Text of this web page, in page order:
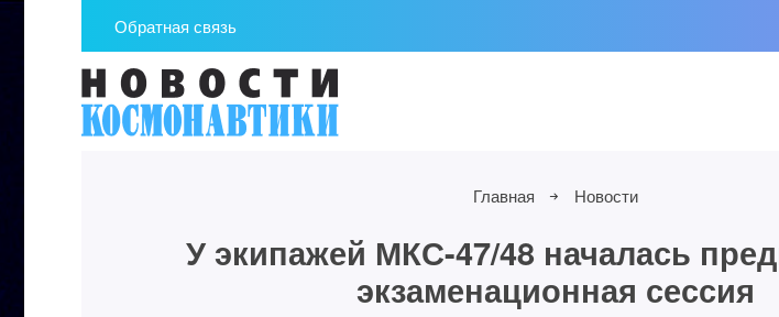
Обратная связь
Главная Новости
У экипажей МКС-47/48 началась
экзаменационная сессия